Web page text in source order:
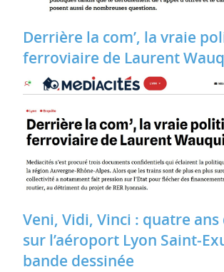
Derrière la com’, la vraie
ferroviaire de Laurent
Veni, Vidi, Vinci : quatre ans
sur l’aéroport Lyon
bande dessinée